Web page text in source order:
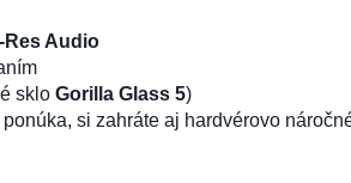
Res Audio
skloGorilla Glass 5)
si zahráte aj hardvérovo